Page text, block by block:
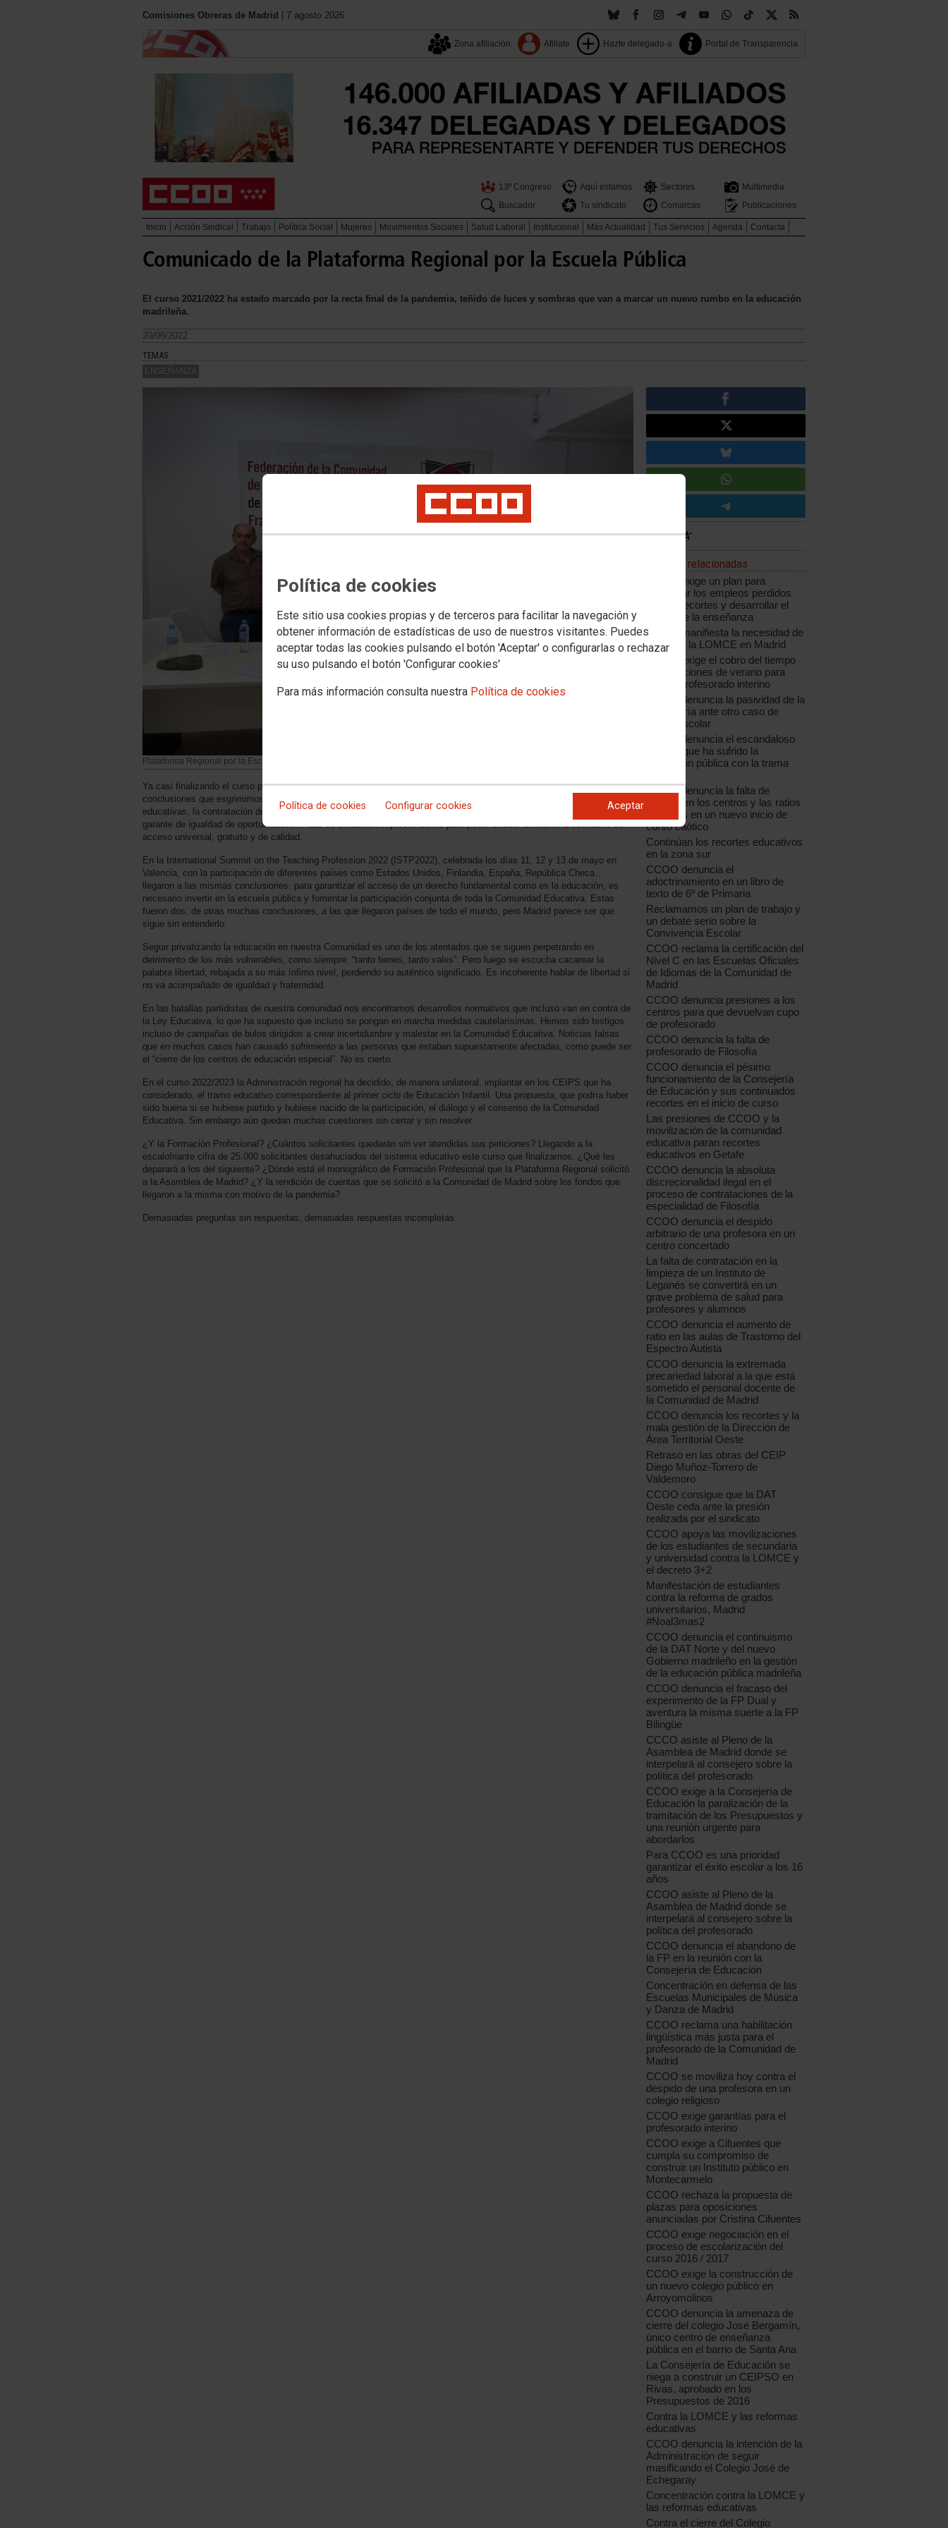
Política de cookies
Este sitio usa cookies propias y de terceros para facilitar la navegación y
obtener información de estadísticas de uso de nuestros visitantes. Puedes
aceptar todas las cookies pulsando el botón 'Aceptar' o configurarlas o rechazar
su uso pulsando el botón 'Configurar cookies'
Para más información consulta nuestra Política de cookies
Política de cookies Configurar cookies Aceptar
Comisiones Obreras de Madrid | 7 agosto 2026.
Zona afiliación Afiliate Hazte delegado-a Portal de Transparencia
13º Congreso Aquí estamos Sectores
Multimedia
Buscador
Tu sindicato Comarcas Publicaciones
Inicio Acción Sindical Trabajo Política Social Mujeres Movimientos Sociales Salud Laboral Institucional Más Actualidad Tus Servicios Agenda Contacta
Comunicado de la Plataforma Regional por la Escuela Pública
El curso 2021/2022 ha estado marcado por la recta final de la pandemia, teñido de luces y sombras que van a marcar un nuevo rumbo en la educación
madrileña.
20/06/2022.
TEMAS
ENSEÑANZA
Plataforma Regional por la Escuela Pública
Ya casi finalizando el curso podemos afirmar que la administración regional no ha sido capaz de aprender de las
conclusiones que esgrimimos en el curso anterior, como pueden ser, la bajada de ratio, la mejora de las infraestructuras
educativas, la contratación de docentes y de los diferentes especialistas, la inversión en la Escuela Pública como
garante de igualdad de oportunidades líneas de actuación imprescindibles para poder ofrecer un sistema educativo de
acceso universal, gratuito y de calidad.
En la International Summit on the Teaching Profession 2022 (ISTP2022), celebrada los días 11, 12 y 13 de mayo en
Valencia, con la participación de diferentes países como Estados Unidos, Finlandia, España, República Checa…
llegaron a las mismas conclusiones: para garantizar el acceso de un derecho fundamental como es la educación, es
necesario invertir en la escuela pública y fomentar la participación conjunta de toda la Comunidad Educativa. Estas
fueron dos, de otras muchas conclusiones, a las que llegaron países de todo el mundo, pero Madrid parece ser que
sigue sin entenderlo.
Seguir privatizando la educación en nuestra Comunidad es uno de los atentados que se siguen perpetrando en
detrimento de los más vulnerables, como siempre: “tanto tienes, tanto vales”. Pero luego se escucha cacarear la
palabra libertad, rebajada a su más ínfimo nivel, perdiendo su auténtico significado. Es incoherente hablar de libertad si
no va acompañado de igualdad y fraternidad.
En las batallas partidistas de nuestra comunidad nos encontramos desarrollos normativos que incluso van en contra de
la Ley Educativa, lo que ha supuesto que incluso se pongan en marcha medidas cautelarísimas. Hemos sido testigos
incluso de campañas de bulos dirigidos a crear incertidumbre y malestar en la Comunidad Educativa. Noticias falsas
que en muchos casos han causado sufrimiento a las personas que estaban supuestamente afectadas, como puede ser
el “cierre de los centros de educación especial”. No es cierto.
En el curso 2022/2023 la Administración regional ha decidido, de manera unilateral, implantar en los CEIPS que ha
considerado, el tramo educativo correspondiente al primer ciclo de Educación Infantil. Una propuesta, que podría haber
sido buena si se hubiese partido y hubiese nacido de la participación, el diálogo y el consenso de la Comunidad
Educativa. Sin embargo aún quedan muchas cuestiones sin cerrar y sin resolver.
¿Y la Formación Profesional? ¿Cuántos solicitantes quedarán sin ver atendidas sus peticiones? Llegando a la
escalofriante cifra de 25.000 solicitantes desahuciados del sistema educativo este curso que finalizamos. ¿Qué les
deparará a los del siguiente? ¿Dónde está el monográfico de Formación Profesional que la Plataforma Regional solicitó
a la Asamblea de Madrid? ¿Y la rendición de cuentas que se solicitó a la Comunidad de Madrid sobre los fondos que
llegaron a la misma con motivo de la pandemia?
Demasiadas preguntas sin respuestas, demasiadas respuestas incompletas.
Noticias relacionadas
CCOO exige un plan para
recuperar los empleos perdidos
por los recortes y desarrollar el
sector de la enseñanza
CCOO manifiesta la necesidad de
paralizar la LOMCE en Madrid
CCOO exige el cobro del tiempo
de vacaciones de verano para
todo el profesorado interino
CCOO denuncia la pasividad de la
Consejería ante otro caso de
acoso escolar
CCOO denuncia el escandaloso
saqueo que ha sufrido la
educación pública con la trama
CCOO denuncia la falta de
plantilla en los centros y las ratios
elevadas en un nuevo inicio de
curso caótico
Continúan los recortes educativos
en la zona sur
CCOO denuncia el
adoctrinamiento en un libro de
texto de 6º de Primaria
Reclamamos un plan de trabajo y
un debate serio sobre la
Convivencia Escolar
CCOO reclama la certificación del
Nivel C en las Escuelas Oficiales
de Idiomas de la Comunidad de
Madrid
CCOO denuncia presiones a los
centros para que devuelvan cupo
de profesorado
CCOO denuncia la falta de
profesorado de Filosofía
CCOO denuncia el pésimo
funcionamiento de la Consejería
de Educación y sus continuados
recortes en el inicio de curso
Las presiones de CCOO y la
movilización de la comunidad
educativa paran recortes
educativos en Getafe
CCOO denuncia la absoluta
discrecionalidad ilegal en el
proceso de contrataciones de la
especialidad de Filosofía
CCOO denuncia el despido
arbitrario de una profesora en un
centro concertado
La falta de contratación en la
limpieza de un Instituto de
Leganés se convertirá en un
grave problema de salud para
profesores y alumnos
CCOO denuncia el aumento de
ratio en las aulas de Trastorno del
Espectro Autista
CCOO denuncia la extremada
precariedad laboral a la que está
sometido el personal docente de
la Comunidad de Madrid
CCOO denuncia los recortes y la
mala gestión de la Dirección de
Área Territorial Oeste
Retraso en las obras del CEIP
Diego Muñoz-Torrero de
Valdemoro
CCOO consigue que la DAT
Oeste ceda ante la presión
realizada por el sindicato
CCOO apoya las movilizaciones
de los estudiantes de secundaria
y universidad contra la LOMCE y
el decreto 3+2
Manifestación de estudiantes
contra la reforma de grados
universitarios, Madrid
#Noal3mas2
CCOO denuncia el continuismo
de la DAT Norte y del nuevo
Gobierno madrileño en la gestión
de la educación pública madrileña
CCOO denuncia el fracaso del
experimento de la FP Dual y
aventura la misma suerte a la FP
Bilingüe
CCCO asiste al Pleno de la
Asamblea de Madrid donde se
interpelará al consejero sobre la
política del profesorado
CCOO exige a la Consejería de
Educación la paralización de la
tramitación de los Presupuestos y
una reunión urgente para
abordarlos
Para CCOO es una prioridad
garantizar el éxito escolar a los 16
años
CCOO asiste al Pleno de la
Asamblea de Madrid donde se
interpelará al consejero sobre la
política del profesorado
CCOO denuncia el abandono de
la FP en la reunión con la
Consejería de Educación
Concentración en defensa de las
Escuelas Municipales de Música
y Danza de Madrid
CCOO reclama una habilitación
lingüística más justa para el
profesorado de la Comunidad de
Madrid
CCOO se moviliza hoy contra el
despido de una profesora en un
colegio religioso
CCOO exige garantías para el
profesorado interino
CCOO exige a Cifuentes que
cumpla su compromiso de
construir un Instituto público en
Montecarmelo
CCOO rechaza la propuesta de
plazas para oposiciones
anunciadas por Cristina Cifuentes
CCOO exige negociación en el
proceso de escolarización del
curso 2016 / 2017
CCOO exige la construcción de
un nuevo colegio público en
Arroyomolinos
CCOO denuncia la amenaza de
cierre del colegio José Bergamín,
único centro de enseñanza
pública en el barrio de Santa Ana
La Consejería de Educación se
niega a construir un CEIPSO en
Rivas, aprobado en los
Presupuestos de 2016
Contra la LOMCE y las reformas
educativas
CCOO denuncia la intención de la
Administración de seguir
masificando el Colegio José de
Echegaray
Concentración contra la LOMCE y
las reformas educativas
Contra el cierre del Colegio